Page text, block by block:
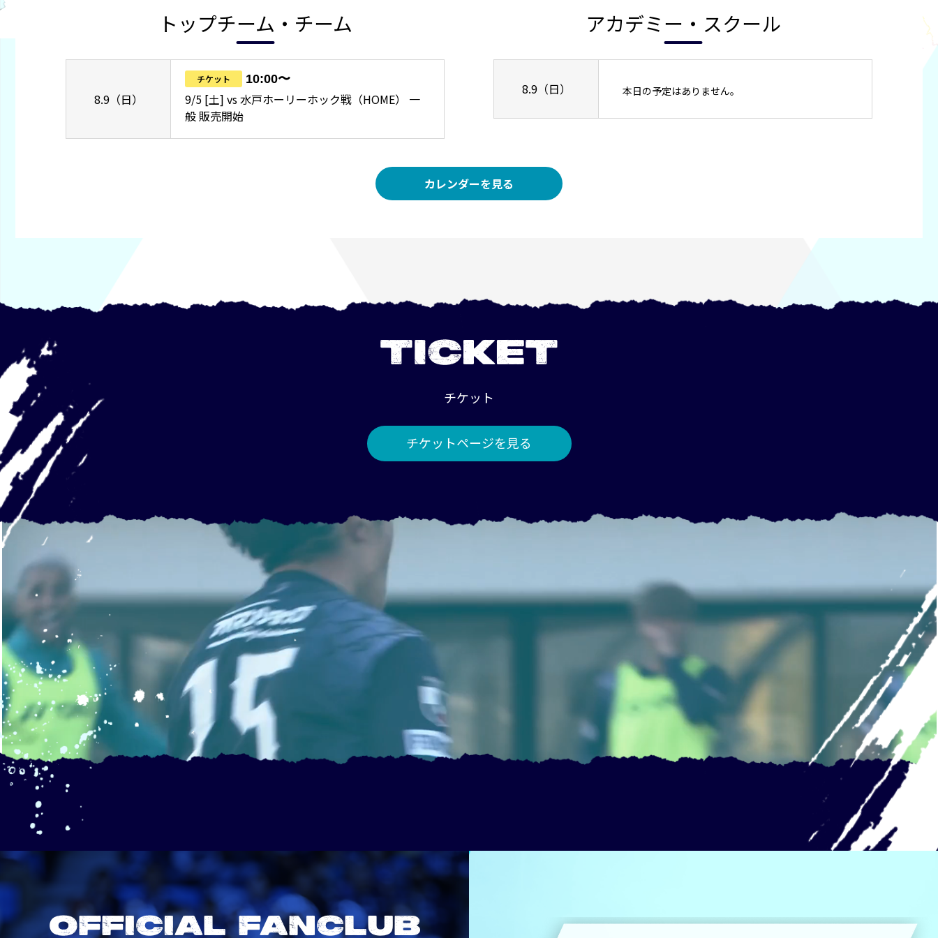
トップチーム・チーム
8.9（日）
チケット 10:00〜
9/5 [土] vs 水戸ホーリーホック戦（HOME） 一
般 販売開始
アカデミー・スクール
8.9（日） 本日の予定はありません。
カレンダーを見る
TICKET
チケット
チケットページを見る
OFFICIAL FANCLUB